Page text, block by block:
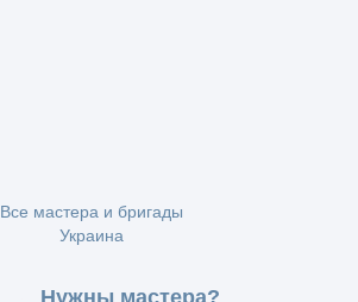
Все мастера и бригады
Украина
Нужны мастера?